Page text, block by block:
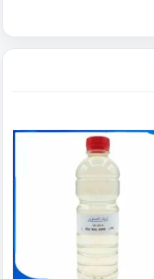
المنتج.